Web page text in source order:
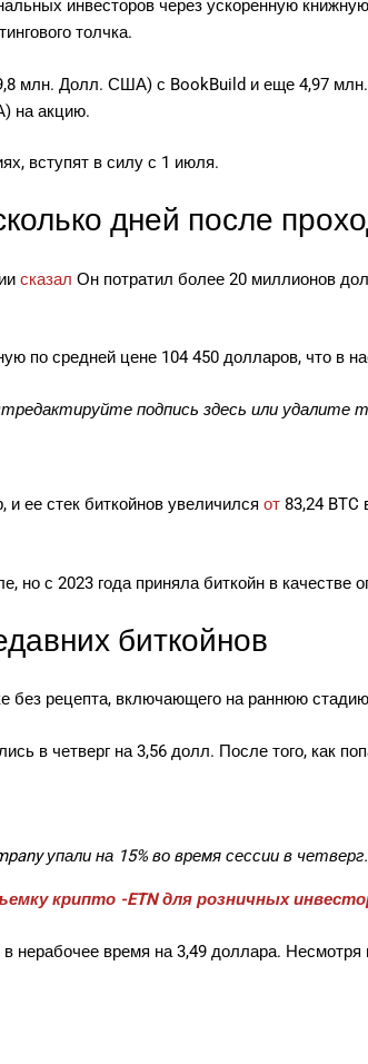
инвесторов через ускоренную
толчка.
млн. Долл. США) с BookBuild и еще 4,97
на акцию.
вступят в силу с 1 июля.
дней после
сказал Он потратил более 20 миллионов
по средней цене 104 450 долларов, что
подпись здесь или удалите
ее стек биткойнов увеличился от 83,24 BTC
но с 2023 года приняла биткойн в качестве
биткойнов
без рецепта, включающего на раннюю
в четверг на 3,56 долл. После того, как
упали на 15% во время сессии в
крипто -ETN для розничных
нерабочее время на 3,49 доллара.